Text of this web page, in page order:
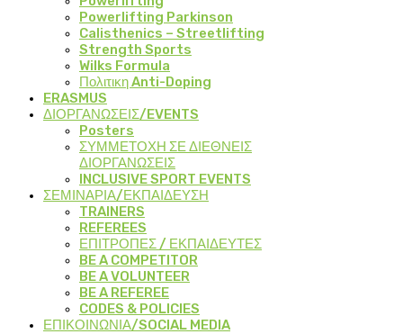
Powerlifting Parkinson
Calisthenics – Streetlifting
Strength Sports
Wilks Formula
Πολιτικη Anti-Doping
ERASMUS
ΔΙΟΡΓΑΝΩΣΕΙΣ/EVENTS
Posters
ΣΥΜΜΕΤΟΧΗ ΣΕ ΔΙΕΘΝΕΙΣ
ΔΙΟΡΓΑΝΩΣΕΙΣ
INCLUSIVE SPORT EVENTS
ΣΕΜΙΝΑΡΙΑ/ΕΚΠΑΙΔΕΥΣΗ
TRAINERS
REFEREES
ΕΠΙΤΡΟΠΕΣ / ΕΚΠΑΙΔΕΥΤΕΣ
BE A COMPETITOR
BE A VOLUNTEER
BE A REFEREE
CODES & POLICIES
ΕΠΙΚΟΙΝΩΝΙΑ/SOCIAL MEDIA